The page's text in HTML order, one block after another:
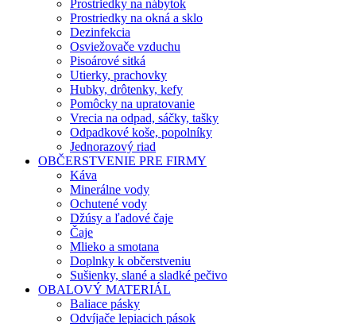
Prostriedky na nábytok
Prostriedky na okná a sklo
Dezinfekcia
Osviežovače vzduchu
Pisoárové sitká
Utierky, prachovky
Hubky, drôtenky, kefy
Pomôcky na upratovanie
Vrecia na odpad, sáčky, tašky
Odpadkové koše, popolníky
Jednorazový riad
OBČERSTVENIE PRE FIRMY
Káva
Minerálne vody
Ochutené vody
Džúsy a ľadové čaje
Čaje
Mlieko a smotana
Doplnky k občerstveniu
Sušienky, slané a sladké pečivo
OBALOVÝ MATERIÁL
Baliace pásky
Odvíjače lepiacich pások